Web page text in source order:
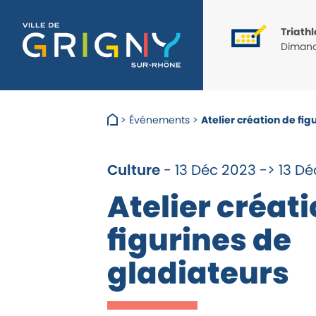
> Événements> Atelier création de
Culture - 13 Déc 2023 -> 13
Atelier
figurines de
gladiateurs